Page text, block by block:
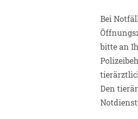
Bei
bitte an
Den